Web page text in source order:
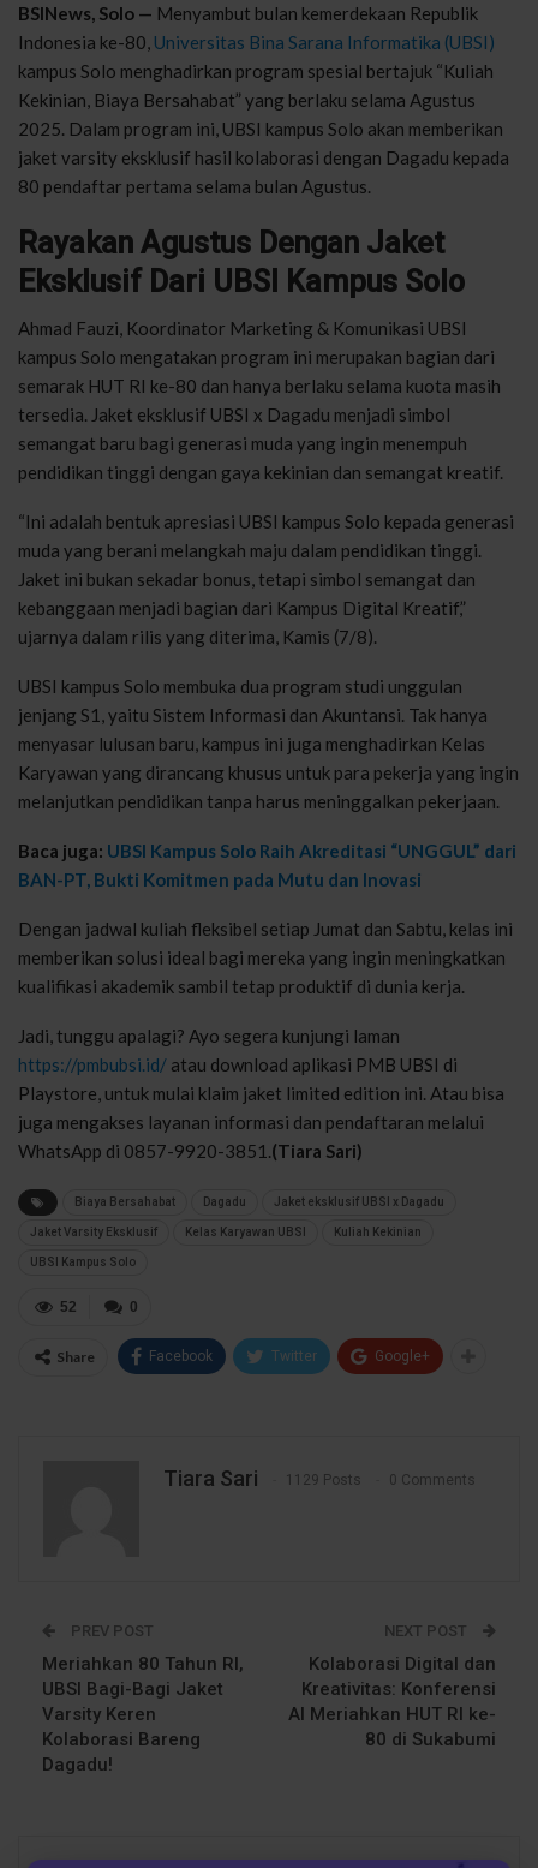
BSINews, Solo — Menyambut bulan kemerdekaan Republik
Indonesia ke-80, Universitas Bina Sarana Informatika (UBSI)
kampus Solo menghadirkan program spesial bertajuk “Kuliah
Kekinian, Biaya Bersahabat” yang berlaku selama Agustus
2025. Dalam program ini, UBSI kampus Solo akan memberikan
jaket varsity eksklusif hasil kolaborasi dengan Dagadu kepada
80 pendaftar pertama selama bulan Agustus.
Rayakan Agustus Dengan Jaket
Eksklusif Dari UBSI Kampus Solo
Ahmad Fauzi, Koordinator Marketing & Komunikasi UBSI
kampus Solo mengatakan program ini merupakan bagian dari
semarak HUT RI ke-80 dan hanya berlaku selama kuota masih
tersedia. Jaket eksklusif UBSI x Dagadu menjadi simbol
semangat baru bagi generasi muda yang ingin menempuh
pendidikan tinggi dengan gaya kekinian dan semangat kreatif.
“Ini adalah bentuk apresiasi UBSI kampus Solo kepada generasi
muda yang berani melangkah maju dalam pendidikan tinggi.
Jaket ini bukan sekadar bonus, tetapi simbol semangat dan
kebanggaan menjadi bagian dari Kampus Digital Kreatif,”
ujarnya dalam rilis yang diterima, Kamis (7/8).
UBSI kampus Solo membuka dua program studi unggulan
jenjang S1, yaitu Sistem Informasi dan Akuntansi. Tak hanya
menyasar lulusan baru, kampus ini juga menghadirkan Kelas
Karyawan yang dirancang khusus untuk para pekerja yang ingin
melanjutkan pendidikan tanpa harus meninggalkan pekerjaan.
Baca juga: UBSI Kampus Solo Raih Akreditasi “UNGGUL” dari
BAN-PT, Bukti Komitmen pada Mutu dan Inovasi
Dengan jadwal kuliah fleksibel setiap Jumat dan Sabtu, kelas ini
memberikan solusi ideal bagi mereka yang ingin meningkatkan
kualifikasi akademik sambil tetap produktif di dunia kerja.
Jadi, tunggu apalagi? Ayo segera kunjungi laman
https://pmbubsi.id/ atau download aplikasi PMB UBSI di
Playstore, untuk mulai klaim jaket limited edition ini. Atau bisa
juga mengakses layanan informasi dan pendaftaran melalui
WhatsApp di 0857-9920-3851.(Tiara Sari)
Biaya Bersahabat Dagadu Jaket eksklusif UBSI x Dagadu
Jaket Varsity Eksklusif Kelas Karyawan UBSI Kuliah Kekinian
UBSI Kampus Solo
0
52
Share Facebook Twitter Google+
Tiara Sari 1129 Posts 0 Comments
PREV POST
Meriahkan 80 Tahun RI,
UBSI Bagi-Bagi Jaket
Varsity Keren
Kolaborasi Bareng
Dagadu!
NEXT POST
Kolaborasi Digital dan
Kreativitas: Konferensi
AI Meriahkan HUT RI ke-
80 di Sukabumi